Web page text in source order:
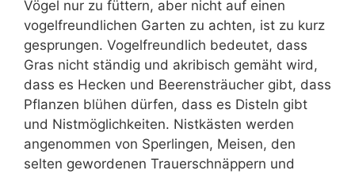
Vögel nur zu füttern, aber nicht auf einen
vogelfreundlichen Garten zu achten, ist zu kurz
gesprungen. Vogelfreundlich bedeutet, dass
Gras nicht ständig und akribisch gemäht wird,
dass es Hecken und Beerensträucher gibt, dass
Pflanzen blühen dürfen, dass es Disteln gibt
und Nistmöglichkeiten. Nistkästen werden
angenommen von Sperlingen, Meisen, den
selten gewordenen Trauerschnäppern und